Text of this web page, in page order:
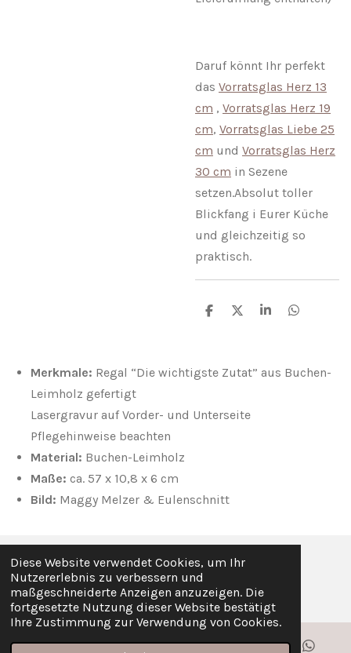
Diese Website verwendet Cookies, um Ihr
Nutzererlebnis zu verbessern und
maßgeschneiderte Anzeigen anzuzeigen. Die
fortgesetzte Nutzung dieser Website bestätigt
Ihre Zustimmung zur Verwendung von Cookies.
Daruf könnt Ihr perfekt
das Vorratsglas Herz 13
cm , Vorratsglas Herz 19
cm, Vorratsglas Liebe 25
cm und Vorratsglas Herz
30 cm in Sezene
setzen.Absolut toller
Blickfang i Eurer Küche
und gleichzeitig so
praktisch.
T
n
T
n
T
n
T
n
Merkmale: Regal “Die wichtigste Zutat” aus Buchen-
Leimholz gefertigt
Lasergravur auf Vorder- und Unterseite
Pflegehinweise beachten
Material: Buchen-Leimholz
Maße: ca. 57 x 10,8 x 6 cm
Bild: Maggy Melzer & Eulenschnitt
© 2020 Mein-wundervoller-Tag
Mit Unterstützung vonWebador